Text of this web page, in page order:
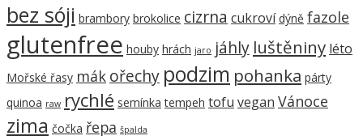
bez sóji brambory brokolice cizrna cukroví dýně fazole
glutenfree houby hrách jaro jáhly luštěniny léto
Mořské řasy mák ořechy podzim pohanka párty
quinoa raw rychlé semínka tempeh tofu vegan Vánoce
zima čočka řepa špalda